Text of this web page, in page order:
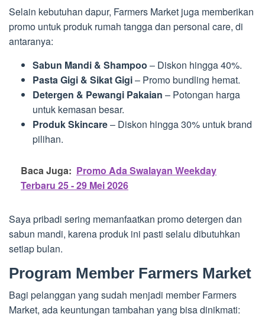
Selain kebutuhan dapur, Farmers Market juga memberikan
promo untuk produk rumah tangga dan personal care, di
antaranya:
Sabun Mandi & Shampoo – Diskon hingga 40%.
Pasta Gigi & Sikat Gigi– Promo bundling hemat.
Detergen & Pewangi Pakaian – Potongan harga
untuk kemasan besar.
Produk Skincare– Diskon hingga 30% untuk brand
pilihan.
Baca Juga: Promo Ada Swalayan Weekday
Terbaru 25 - 29 Mei 2026
Saya pribadi sering memanfaatkan promo detergen dan
sabun mandi, karena produk ini pasti selalu dibutuhkan
setiap bulan.
Program Member Farmers Market
Bagi pelanggan yang sudah menjadi member Farmers
Market, ada keuntungan tambahan yang bisa dinikmati: